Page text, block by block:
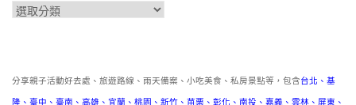
分
分享親子活動好去處、旅遊路線、雨天備案、小吃美食、私房景點等，包含台北 、 基
隆 、 臺中 、 臺南 、 高雄 、 宜蘭 、 桃園 、 新竹 、 苗栗 、 彰化 、 南投 、 嘉義 、 雲林 、 屏東 、